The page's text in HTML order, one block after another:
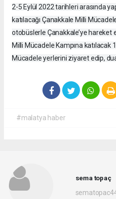
2-5 Eylül 2022 tarihleri arasında
katılacağı Çanakkale Milli
otobüslerle Çanakkale’ye hareket
Milli Mücadele Kampına katılacak
Mücadele yerlerini ziyaret edip,
#malatya haber
sema topaç